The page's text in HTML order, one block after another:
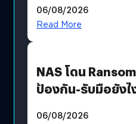
06/08/2026
Read More
NAS โดน
ป้องกัน-รับมือยังไ
06/08/2026